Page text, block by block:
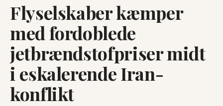
Flyselskaber kæmper
med fordoblede
jetbrændstofpriser midt
i eskalerende Iran-
konflikt